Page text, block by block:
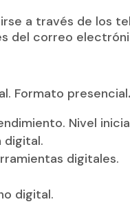
a través de los
del correo
Formato presencial.
Nivel
digital.
digitales.
digital.